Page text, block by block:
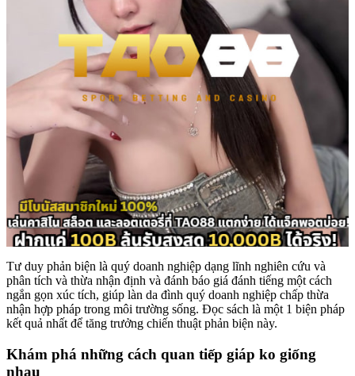
Tư duy phản biện là quý doanh nghiệp dạng lĩnh nghiên cứu và
phân tích và thừa nhận định và đánh báo giá đánh tiếng một cách
ngắn gọn xúc tích, giúp làn da đình quý doanh nghiệp chấp thừa
nhận hợp pháp trong môi trường sống. Đọc sách là một 1 biện pháp
kết quả nhất để tăng trưởng chiến thuật phản biện này.
Khám phá những cách quan tiếp giáp ko giống
nhau